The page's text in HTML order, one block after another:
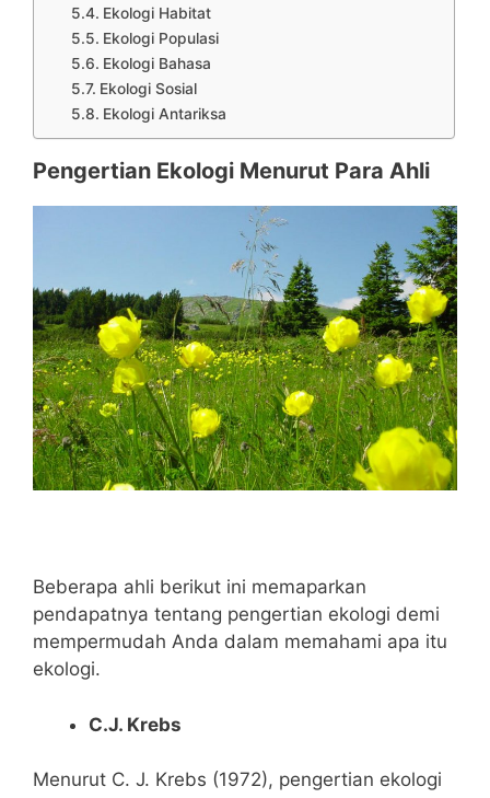
Ekologi Habitat
Ekologi Populasi
Ekologi Bahasa
Ekologi Sosial
Ekologi Antariksa
Pengertian Ekologi Menurut Para Ahli
Beberapa ahli berikut ini memaparkan
pendapatnya tentang pengertian ekologi demi
mempermudah Anda dalam memahami apa itu
ekologi.
C.J. Krebs
Menurut C. J. Krebs (1972), pengertian ekologi